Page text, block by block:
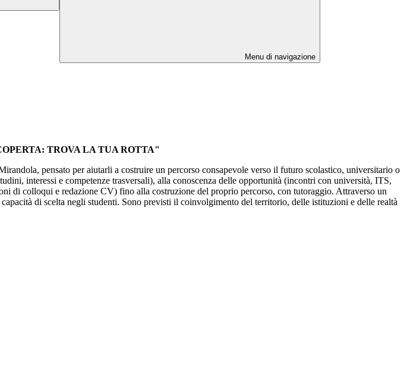
Menu di navigazione
TROVA LA TUA ROTTA"
pensato per aiutarli a costruire un percorso consapevole verso il futuro scolastico, universitario o
interessi e competenze trasversali), alla conoscenza delle opportunità (incontri con università, ITS,
di colloqui e redazione CV) fino alla costruzione del proprio percorso, con tutoraggio. Attraverso un
di scelta negli studenti. Sono previsti il coinvolgimento del territorio, delle istituzioni e delle realtà